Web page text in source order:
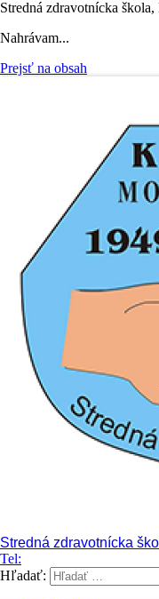
Stredná zdravotnícka
Nahrávam...
Prejsť na obsah
Stredná zdravotnícka
Tel:
Hľadať: